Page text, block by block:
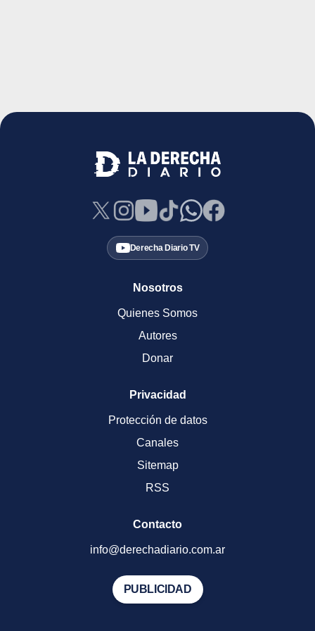
Derecha Diario TV
Nosotros
Quienes Somos
Autores
Donar
Privacidad
Protección de datos
Canales
Sitemap
RSS
Contacto
info@derechadiario.com.ar
PUBLICIDAD